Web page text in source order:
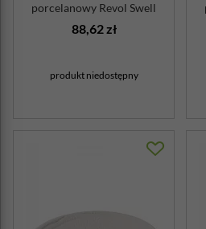
porcelanowy Revol Swell
czarny piasek
88,62 zł
produkt niedostępny